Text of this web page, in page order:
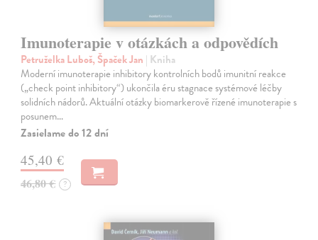
Imunoterapie v otázkách a odpovědích
Petruželka Luboš, Špaček Jan | Kniha
Moderní imunoterapie inhibitory kontrolních bodů imunitní reakce
(„check point inhibitory“) ukončila éru stagnace systémové léčby
solidních nádorů. Aktuální otázky biomarkerově řízené imunoterapie s
posunem…
Zasielame do 12 dní
45,40 €
46,80 € ?